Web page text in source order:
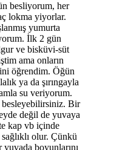
besliyorum, her
lokma yiyorlar.
yumurta
İlk 2 gün
ve bisküvi-süt
ama onların
öğrendim. Öğün
ya da şırıngayla
su veriyorum.
besleyebilirsiniz. Bir
değil de yuvaya
kap vb içinde
sağlıklı olur. Çünkü
yuvada boyunlarını